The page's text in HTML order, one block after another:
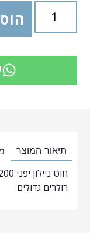
תיאור המוצר
רולרים גדולים.